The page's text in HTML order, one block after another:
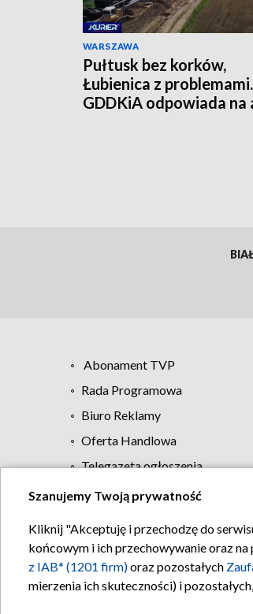
WARSZAWA
Pułtusk bez korków,
Łubienica z problemami.
GDDKiA odpowiada na
Abonament TVP
Rada Programowa
Biuro Reklamy
Oferta Handlowa
Telegazeta ogłoszenia
Szanujemy Twoją prywatność
Kliknij "Akceptuję i przechodzę do
końcowym i ich przechowywanie oraz
z IAB* (1201 firm)oraz pozostałych
mierzenia ich skuteczności) i